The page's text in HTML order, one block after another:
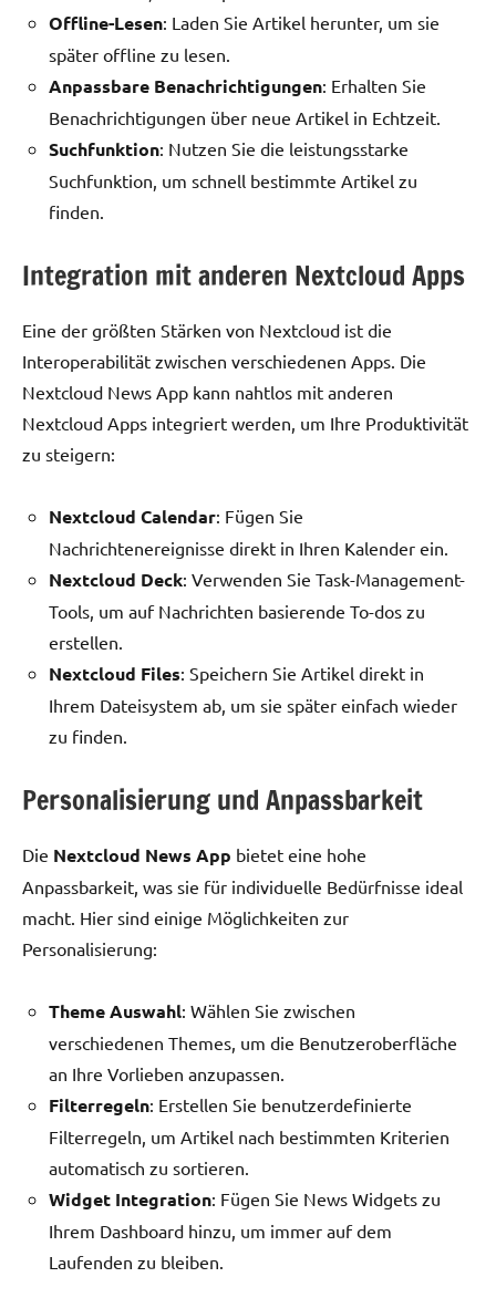
Offline-Lesen: Laden Sie Artikel herunter, um sie
später offline zu lesen.
Anpassbare Benachrichtigungen: Erhalten Sie
Benachrichtigungen über neue Artikel in Echtzeit.
Suchfunktion: Nutzen Sie die leistungsstarke
Suchfunktion, um schnell bestimmte Artikel zu
finden.
Integration mit anderen Nextcloud Apps
Eine der größten Stärken von Nextcloud ist die
Interoperabilität zwischen verschiedenen Apps. Die
Nextcloud News App kann nahtlos mit anderen
Nextcloud Apps integriert werden, um Ihre Produktivität
zu steigern:
Nextcloud Calendar: Fügen Sie
Nachrichtenereignisse direkt in Ihren Kalender ein.
Nextcloud Deck: Verwenden Sie Task-Management-
Tools, um auf Nachrichten basierende To-dos zu
erstellen.
Nextcloud Files: Speichern Sie Artikel direkt in
Ihrem Dateisystem ab, um sie später einfach wieder
zu finden.
Personalisierung und Anpassbarkeit
Die Nextcloud News App bietet eine hohe
Anpassbarkeit, was sie für individuelle Bedürfnisse ideal
macht. Hier sind einige Möglichkeiten zur
Personalisierung:
Theme Auswahl: Wählen Sie zwischen
verschiedenen Themes, um die Benutzeroberfläche
an Ihre Vorlieben anzupassen.
Filterregeln: Erstellen Sie benutzerdefinierte
Filterregeln, um Artikel nach bestimmten Kriterien
automatisch zu sortieren.
Widget Integration: Fügen Sie News Widgets zu
Ihrem Dashboard hinzu, um immer auf dem
Laufenden zu bleiben.